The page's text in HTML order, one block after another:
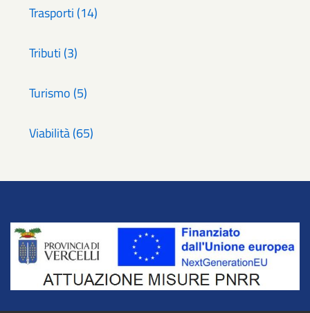
Trasporti (14)
Tributi (3)
Turismo (5)
Viabilità (65)
Title